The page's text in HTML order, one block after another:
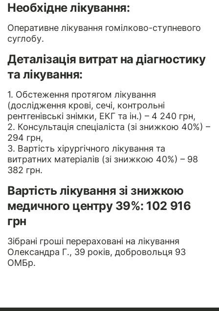
Необхідне лікування:
Оперативне лікування гомілково-ступневого
суглобу.
Деталізація витрат на діагностику
та лікування:
1. Обстеження протягом лікування
(дослідження крові, сечі, контрольні
рентгенівські знімки, ЕКГ та ін.) – 4 240 грн,
2. Консультація спеціаліста (зі знижкою 40%) –
294 грн,
3. Вартість хірургічного лікування та
витратних матеріалів (зі знижкою 40%) – 98
382 грн.
Вартість лікування зі знижкою
медичного центру 39%: 102 916
грн
Зібрані гроші перераховані на лікування
Олександра Г., 39 років, добровольця 93
ОМБр.